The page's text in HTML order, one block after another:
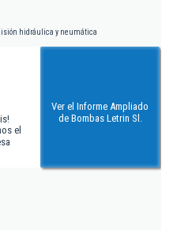
hidráulica y neumática
el
Ver el Informe Ampliado
de Bombas Letrin Sl.